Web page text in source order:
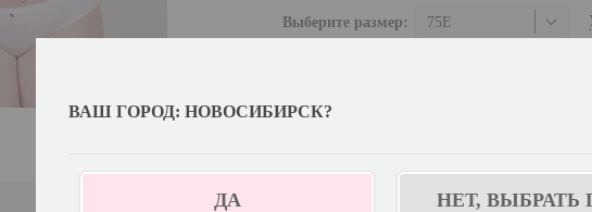
Выберите размер: 75E
С этим товаром покупают:
ВАШ ГОРОД: НОВОСИБИРСК?
ДА НЕТ, ВЫБРАТЬ